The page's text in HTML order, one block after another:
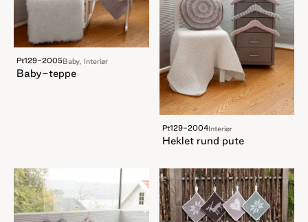
Pt129-2005Baby, Interiør
Baby-teppe
Pt129-2004Interiør
Heklet rund pute